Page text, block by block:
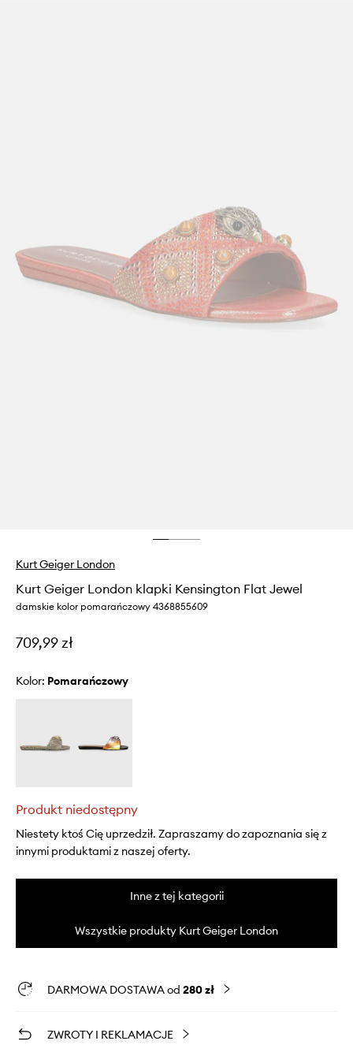
Kurt Geiger London
Kurt Geiger London klapki Kensington Flat Jewel
damskie kolor pomarańczowy 4368855609
709,99 zł
Kolor: pomarańczowy
Produkt niedostępny
Niestety ktoś Cię uprzedził. Zapraszamy do zapoznania się z
innymi produktami z naszej oferty.
Inne z tej kategorii
Wszystkie produkty Kurt Geiger London
DARMOWA DOSTAWA od 280 zł
ZWROTY I REKLAMACJE